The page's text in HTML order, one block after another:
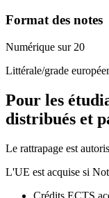
Format des notes
Numérique sur 20
Littérale/grade
Pour les
distribués et
Le rattrapage est
L'UE est acquise si
Crédits ECTS